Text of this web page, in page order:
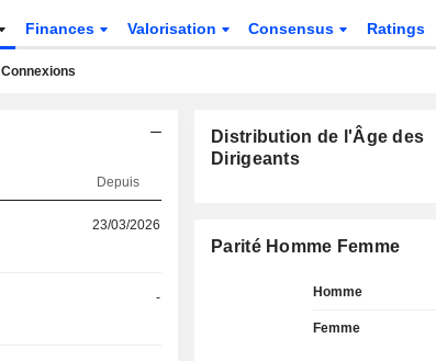
Finances Valorisation Consensus Ratings
Connexions
Depuis
23/03/2026
-
Distribution de l'Âge des
Dirigeants
Parité Homme Femme
Homme
Femme